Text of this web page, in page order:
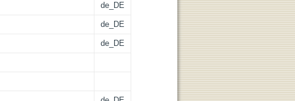
de_DE
de_DE
de_DE